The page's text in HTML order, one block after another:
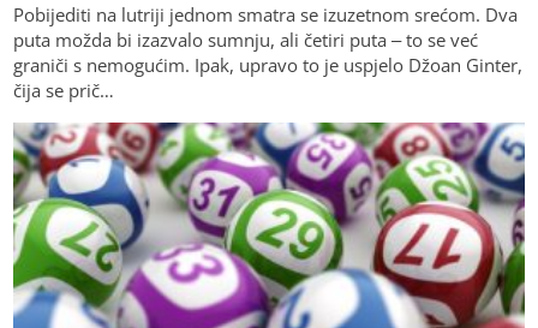
Pobijediti na lutriji jednom smatra se izuzetnom srećom. Dva
puta možda bi izazvalo sumnju, ali četiri puta – to se već
graniči s nemogućim. Ipak, upravo to je uspjelo Džoan Ginter,
čija se prič…